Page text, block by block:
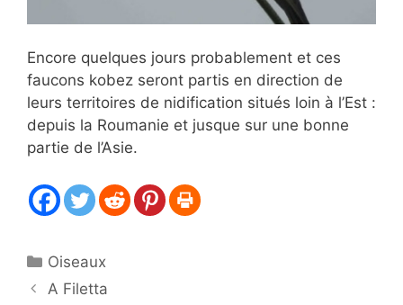
Encore quelques jours probablement et ces
faucons kobez seront partis en direction de
leurs territoires de nidification situés loin à l’Est :
depuis la Roumanie et jusque sur une bonne
partie de l’Asie.
Catégories
Oiseaux
A Filetta